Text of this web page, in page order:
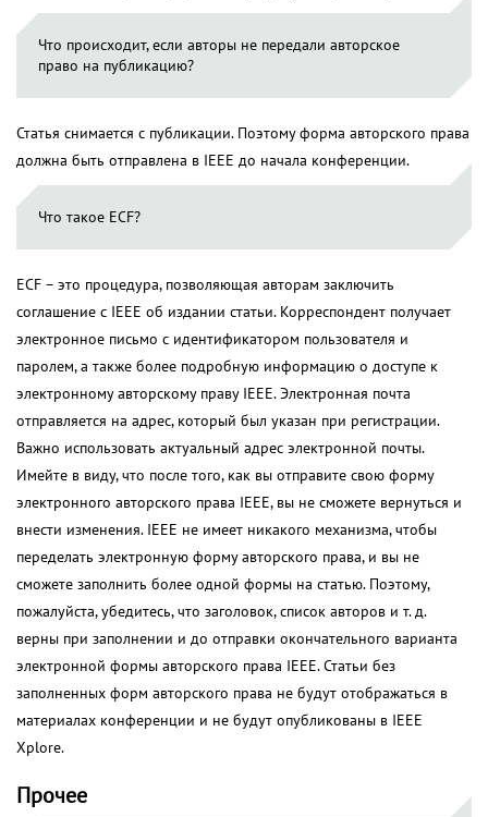
Что происходит, если авторы не передали авторское
право на публикацию?
Статья снимается с публикации. Поэтому форма авторского права
должна быть отправлена в IEEE до начала конференции.
Что такое ECF?
ECF – это процедура, позволяющая авторам заключить
соглашение с IEEE об издании статьи. Корреспондент получает
электронное письмо с идентификатором пользователя и
паролем, а также более подробную информацию о доступе к
электронному авторскому праву IEEE. Электронная почта
отправляется на адрес, который был указан при регистрации.
Важно использовать актуальный адрес электронной почты.
Имейте в виду, что после того, как вы отправите свою форму
электронного авторского права IEEE, вы не сможете вернуться и
внести изменения. IEEE не имеет никакого механизма, чтобы
переделать электронную форму авторского права, и вы не
сможете заполнить более одной формы на статью. Поэтому,
пожалуйста, убедитесь, что заголовок, список авторов и т. д.
верны при заполнении и до отправки окончательного варианта
электронной формы авторского права IEEE. Статьи без
заполненных форм авторского права не будут отображаться в
материалах конференции и не будут опубликованы в IEEE
Xplore.
Прочее